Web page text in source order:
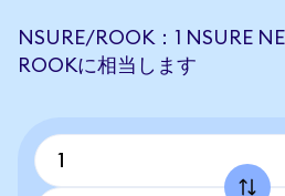
NSURE/ROOK：1 NSURE
ROOKに相当します